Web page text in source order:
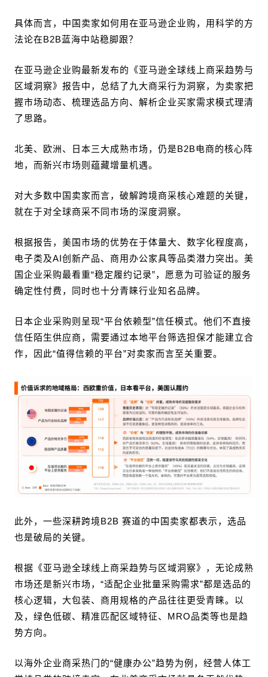
具体而言，中国卖家如何用在亚马逊企业购，用科学的方
法论在B2B蓝海中站稳脚跟？
在亚马逊企业购最新发布的《亚马逊全球线上商采趋势与
区域洞察》报告中，总结了九大商采行为洞察，为卖家把
握市场动态、梳理选品方向、解析企业买家需求模式理清
了思路。
北美、欧洲、日本三大成熟市场，仍是B2B电商的核心阵
地，而新兴市场则蕴藏增量机遇。
对大多数中国卖家而言，破解跨境商采核心难题的关键，
就在于对全球商采不同市场的深度洞察。
根据报告，美国市场的优势在于体量大、数字化程度高，
电子类及AI创新产品、商用办公家具等品类潜力突出。美
国企业采购最看重“稳定履约记录”，愿意为可验证的服务
确定性付费，同时也十分青睐行业知名品牌。
日本企业采购则呈现“平台依赖型”信任模式。他们不直接
信任陌生供应商，需要通过本地平台筛选担保才能建立合
作，因此“值得信赖的平台”对卖家而言至关重要。
此外，一些深耕跨境B2B 赛道的中国卖家都表示，选品
也是破局的关键。
根据《亚马逊全球线上商采趋势与区域洞察》，无论成熟
市场还是新兴市场，“适配企业批量采购需求”都是选品的
核心逻辑，大包装、商用规格的产品往往更受青睐。以
及，绿色低碳、精准匹配区域特征、MRO品类等也是趋
势方向。
以海外企业商采热门的“健康办公”趋势为例，经营人体工